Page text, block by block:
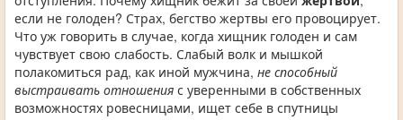
если не голоден? Страх, бегство жертвы его провоцирует.
Что уж говорить в случае, когда хищник голоден и сам
чувствует свою слабость. Слабый волк и мышкой
полакомиться рад, как иной мужчина, не способный
выстраивать отношения с уверенными в собственных
возможностях ровесницами, ищет себе в спутницы